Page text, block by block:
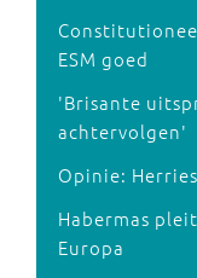
ESM goed
'Brisante
achtervolgen'
Opinie:
Habermas
Europa